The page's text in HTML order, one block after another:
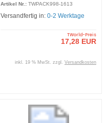
Artikel Nr.: TWPACK998-1613
Versandfertig in: 0-2 Werktage
TWorld-Preis
17,28 EUR
inkl. 19 % MwSt. zzgl. Versandkosten